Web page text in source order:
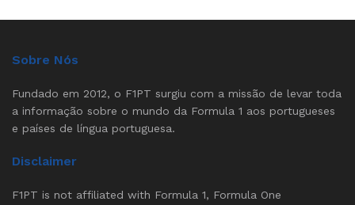
Sobre Nós
Fundado em 2012, o F1PT surgiu com a missão de levar toda
a informação sobre o mundo da Formula 1 aos portugueses
e países de língua portuguesa.
Disclaimer
F1PT is not affiliated with Formula 1, Formula One